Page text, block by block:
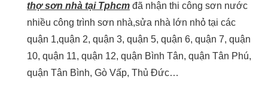
thợ sơn nhà tại Tphcm đã nhận thi công sơn nước
nhiều công trình sơn nhà,sửa nhà lớn nhỏ tại các
quận 1,quận 2, quận 3, quận 5, quận 6, quận 7, quận
10, quận 11, quận 12, quận Bình Tân, quận Tân Phú,
quận Tân Bình, Gò Vấp, Thủ Đức…